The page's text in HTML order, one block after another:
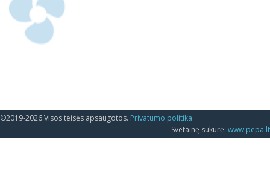
©2019-2026 Visos teisės apsaugotos. Privatumo politika
Svetainę sukūrė: www.pepa.lt